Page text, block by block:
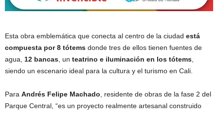
Esta obra emblemática que conecta al centro de la ciudad está
compuesta por 8 tótems donde tres de ellos tienen fuentes de
agua, 12 bancas, un teatrino e iluminación en los tótems,
siendo un escenario ideal para la cultura y el turismo en Cali.
Para Andrés Felipe Machado, residente de obras de la fase 2 del
Parque Central, “es un proyecto realmente artesanal construido